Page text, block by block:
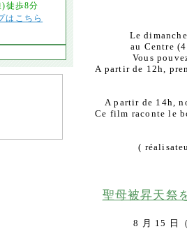
Le
au Centre
Vous
A partir de 12h,
A partir de 14h,
Ce film raconte le
(
聖母被昇天祭
8 月 15 日
徒歩8分
はこちら